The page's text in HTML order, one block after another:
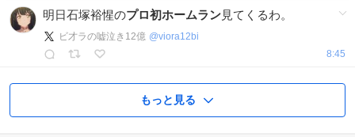
明日石塚裕惺のプロ初ホームラン見てくるわ。
ビ才ラの嘘泣き12億 @viora12bi
8:45
もっと見る